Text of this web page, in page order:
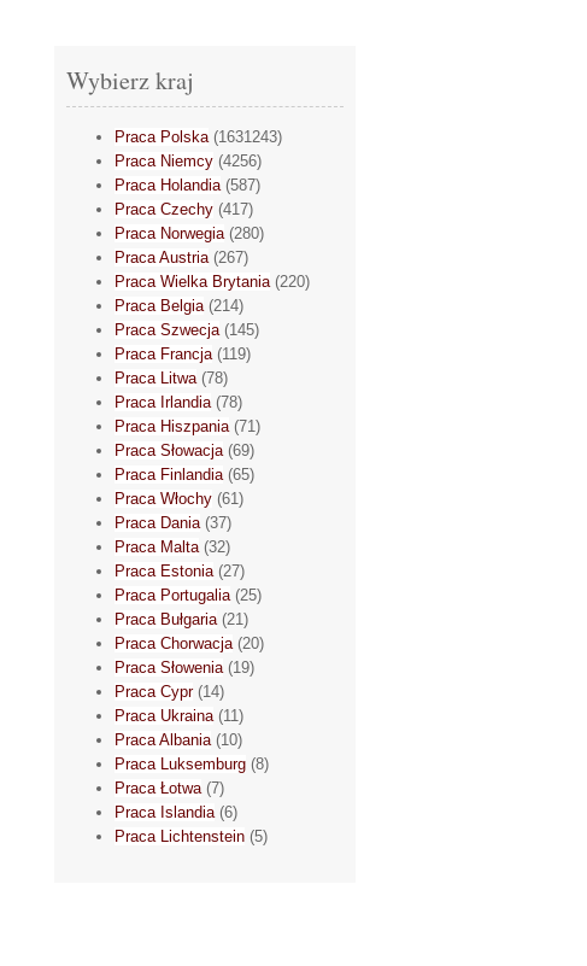
Wybierz kraj
Praca Polska(1631243)
Praca Niemcy (4256)
Praca Holandia(587)
Praca Czechy (417)
Praca Norwegia(280)
Praca Austria(267)
Praca Wielka Brytania(220)
Praca Belgia(214)
Praca Szwecja(145)
Praca Francja(119)
Praca Litwa(78)
Praca Irlandia(78)
Praca Hiszpania(71)
Praca Słowacja(69)
Praca Finlandia(65)
Praca Włochy (61)
Praca Dania(37)
Praca Malta(32)
Praca Estonia(27)
Praca Portugalia(25)
Praca Bułgaria(21)
Praca Chorwacja(20)
Praca Słowenia(19)
Praca Cypr(14)
Praca Ukraina(11)
Praca Albania(10)
Praca Luksemburg (8)
Praca Łotwa(7)
Praca Islandia(6)
Praca Lichtenstein (5)